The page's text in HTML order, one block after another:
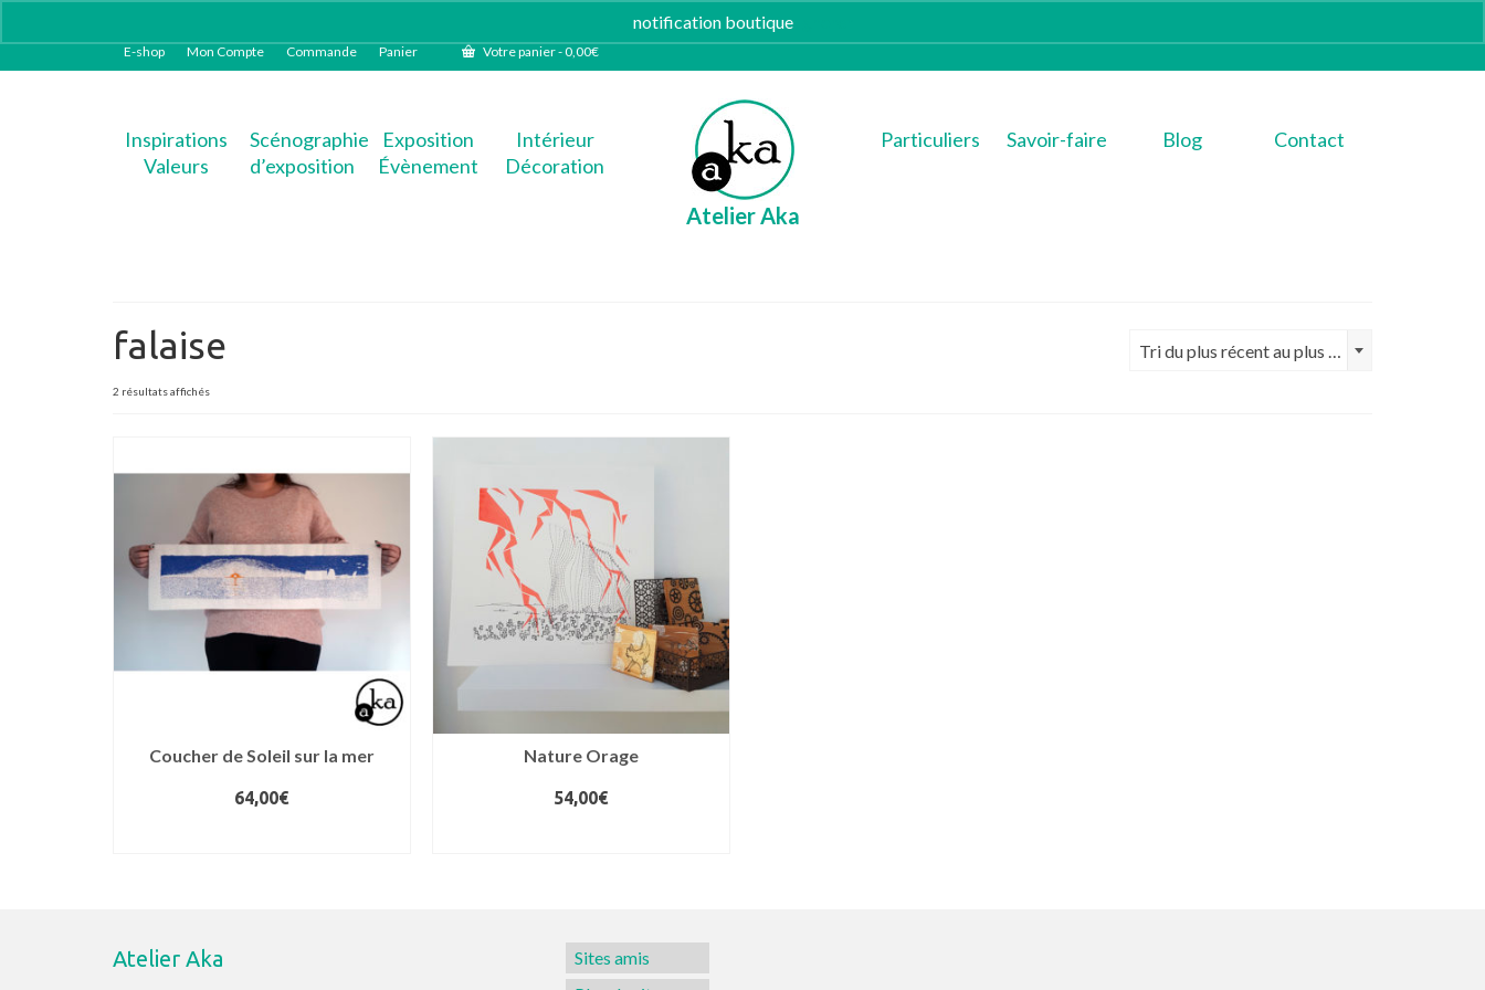
notification boutique
E-shop Mon Compte Commande Panier Votre panier-0,00€
Inspirations
Valeurs
Scénographie
d’exposition
Exposition
Évènement
Intérieur
Décoration
Atelier Aka
Particuliers Savoir-faire Blog Contact
falaise
2 résultats affichésTrié
au
ancien
Tri du plus récent au plus ancien
Coucher de Soleil sur la mer
64,00€
Nature Orage
54,00€
Atelier Aka
Sites amis